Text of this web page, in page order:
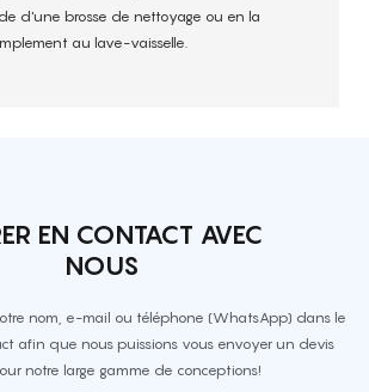
d'une brosse de nettoyage ou en la
au lave-vaisselle.
EN CONTACT AVEC
NOUS
nom, e-mail ou téléphone (WhatsApp) dans le
afin que nous puissions vous envoyer un devis
notre large gamme de conceptions!